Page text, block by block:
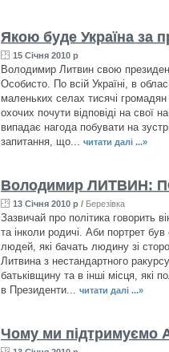
Якою буде Україна за
15 Січня 2010 р
Володимир Литвин свою
Особисто. По всій Україні, в
маленьких селах тисячі
охочих почути відповіді на свої
випадає нагода побувати на
запитання, що...
читати далі ...»
Володимир ЛИТВИН:
13 Січня 2010 р / Березівка
Зазвичай про політика говорить
та інколи родичі. Аби портрет
людей, які бачать людину зі
Литвина з нестандартного
батьківщину та в інші місця, які
в Президенти...
читати далі ...»
Чому ми підтримуємо